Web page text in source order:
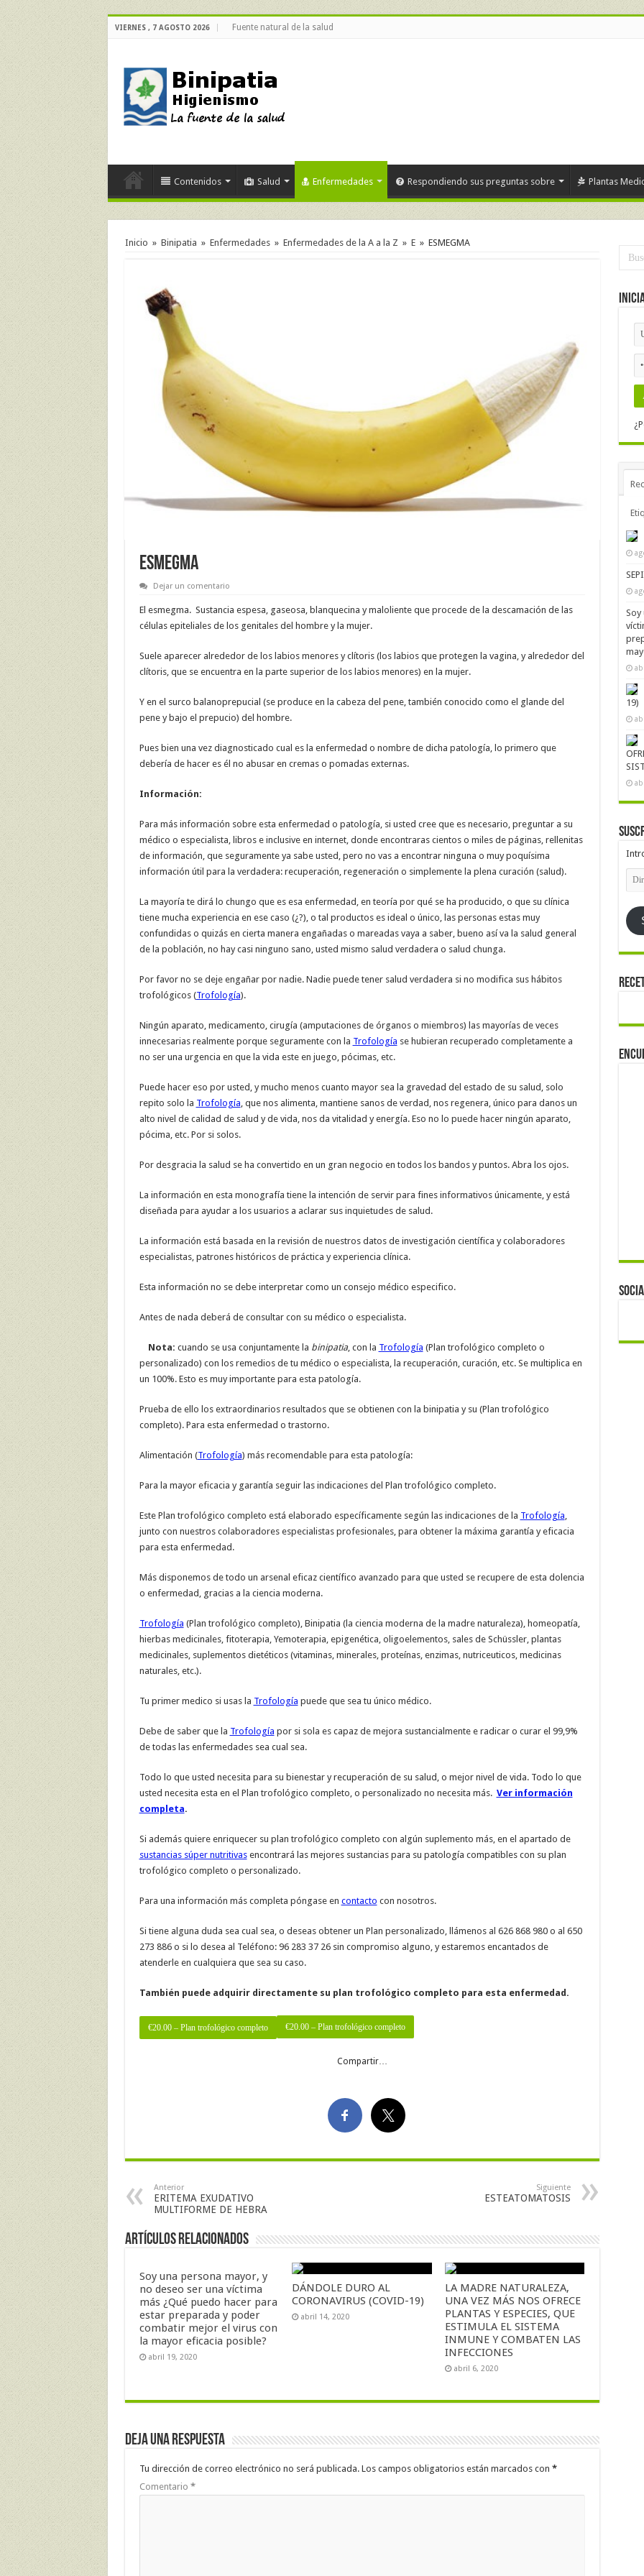
VIERNES , 7 AGOSTO 2026 Fuente natural de la salud
Contenidos Salud Enfermedades Respondiendo sus preguntas sobre Plantas
Inicio » Binipatia » Enfermedades » Enfermedades de la A a la Z » E » ESMEGMA
ESMEGMA
Dejar un comentario
El esmegma. Sustancia espesa, gaseosa, blanquecina y maloliente que procede de la descamación de las
células epiteliales de los genitales del hombre y la mujer.
Suele aparecer alrededor de los labios menores y clítoris (los labios que protegen la vagina, y alrededor del
clítoris, que se encuentra en la parte superior de los labios menores) en la mujer.
Y en el surco balanoprepucial (se produce en la cabeza del pene, también conocido como el glande del
pene y bajo el prepucio) del hombre.
Pues bien una vez diagnosticado cual es la enfermedad o nombre de dicha patología, lo primero que
debería de hacer es él no abusar en cremas o pomadas externas.
Información:
Para más información sobre esta enfermedad o patología, si usted cree que es necesario, preguntar a su
médico o especialista, libros e inclusive en internet, donde encontraras cientos o miles de páginas, rellenitas
de información, que seguramente ya sabe usted, pero no vas a encontrar ninguna o muy poquísima
información útil para la verdadera: recuperación, regeneración o simplemente la plena curación (salud).
La mayoría te dirá lo chungo que es esa enfermedad, en teoría por qué se ha producido, o que su clínica
tiene mucha experiencia en ese caso (¿?), o tal productos es ideal o único, las personas estas muy
confundidas o quizás en cierta manera engañadas o mareadas vaya a saber, bueno así va la salud general
de la población, no hay casi ninguno sano, usted mismo salud verdadera o salud chunga.
Por favor no se deje engañar por nadie. Nadie puede tener salud verdadera si no modifica sus hábitos
trofológicos (Trofología).
Ningún aparato, medicamento, cirugía (amputaciones de órganos o miembros) las mayorías de veces
innecesarias realmente porque seguramente con la Trofología se hubieran recuperado completamente a
no ser una urgencia en que la vida este en juego, pócimas, etc.
Puede hacer eso por usted, y mucho menos cuanto mayor sea la gravedad del estado de su salud, solo
repito solo la Trofología, que nos alimenta, mantiene sanos de verdad, nos regenera, único para danos un
alto nivel de calidad de salud y de vida, nos da vitalidad y energía. Eso no lo puede hacer ningún aparato,
pócima, etc. Por si solos.
Por desgracia la salud se ha convertido en un gran negocio en todos los bandos y puntos. Abra los ojos.
La información en esta monografía tiene la intención de servir para fines informativos únicamente, y está
diseñada para ayudar a los usuarios a aclarar sus inquietudes de salud.
La información está basada en la revisión de nuestros datos de investigación científica y colaboradores
especialistas, patrones históricos de práctica y experiencia clínica.
Esta información no se debe interpretar como un consejo médico especifico.
Antes de nada deberá de consultar con su médico o especialista.
Nota: cuando se usa conjuntamente la binipatia, con la Trofología (Plan trofológico completo o
personalizado) con los remedios de tu médico o especialista, la recuperación, curación, etc. Se multiplica en
un 100%. Esto es muy importante para esta patología.
Prueba de ello los extraordinarios resultados que se obtienen con la binipatia y su (Plan trofológico
completo). Para esta enfermedad o trastorno.
Alimentación (Trofología) más recomendable para esta patología:
Para la mayor eficacia y garantía seguir las indicaciones del Plan trofológico completo.
Este Plan trofológico completo está elaborado específicamente según las indicaciones de la Trofología,
junto con nuestros colaboradores especialistas profesionales, para obtener la máxima garantía y eficacia
para esta enfermedad.
Más disponemos de todo un arsenal eficaz científico avanzado para que usted se recupere de esta dolencia
o enfermedad, gracias a la ciencia moderna.
Trofología (Plan trofológico completo), Binipatia (la ciencia moderna de la madre naturaleza), homeopatía,
hierbas medicinales, fitoterapia, Yemoterapia, epigenética, oligoelementos, sales de Schüssler, plantas
medicinales, suplementos dietéticos (vitaminas, minerales, proteínas, enzimas, nutriceuticos, medicinas
naturales, etc.).
Tu primer medico si usas la Trofología puede que sea tu único médico.
Debe de saber que la Trofología por si sola es capaz de mejora sustancialmente e radicar o curar el 99,9%
de todas las enfermedades sea cual sea.
Todo lo que usted necesita para su bienestar y recuperación de su salud, o mejor nivel de vida. Todo lo que
usted necesita esta en el Plan trofológico completo, o personalizado no necesita más. Ver información
completa.
Si además quiere enriquecer su plan trofológico completo con algún suplemento más, en el apartado de
sustancias súper nutritivasencontrará las mejores sustancias para su patología compatibles con su plan
trofológico completo o personalizado.
Para una información más completa póngase en contacto con nosotros.
Si tiene alguna duda sea cual sea, o deseas obtener un Plan personalizado, llámenos al 626 868 980 o al 650
273 886 o si lo desea al Teléfono: 96 283 37 26 sin compromiso alguno, y estaremos encantados de
atenderle en cualquiera que sea su caso.
También puede adquirir directamente su plan trofológico completo para esta enfermedad.
€20.00 – Plan trofológico completo
Compartir…
Anterior
ERITEMA EXUDATIVO
MULTIFORME DE HEBRA
Siguiente
ESTEATOMATOSIS
Artículos Relacionados
Soy una persona mayor, y
no deseo ser una víctima
más ¿Qué puedo hacer para
estar preparada y poder
combatir mejor el virus con
la mayor eficacia posible?
abril 19, 2020
DÁNDOLE DURO AL
CORONAVIRUS (COVID-19)
abril 14, 2020
LA MADRE NATURALEZA,
UNA VEZ MÁS NOS OFRECE
PLANTAS Y ESPECIES, QUE
ESTIMULA EL SISTEMA
INMUNE Y COMBATEN LAS
INFECCIONES
abril 6, 2020
Deja una respuesta
Tu dirección de correo electrónico no será publicada. Los campos obligatorios están marcados con *
Comentario *
Soy
19)
de